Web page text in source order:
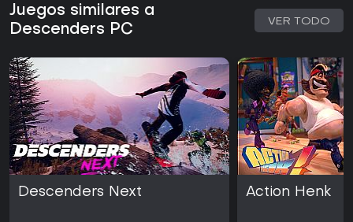
Juegos similares a
Descenders PC
VER TODO
Descenders Next Action Henk